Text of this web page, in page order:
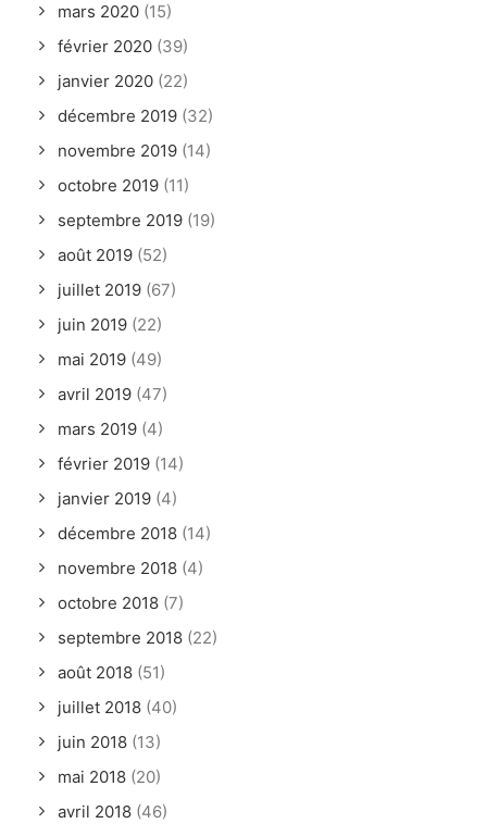
mars 2020 (15)
février 2020 (39)
janvier 2020 (22)
décembre 2019 (32)
novembre 2019 (14)
octobre 2019 (11)
septembre 2019 (19)
août 2019 (52)
juillet 2019 (67)
juin 2019 (22)
mai 2019 (49)
avril 2019 (47)
mars 2019 (4)
février 2019 (14)
janvier 2019 (4)
décembre 2018 (14)
novembre 2018 (4)
octobre 2018 (7)
septembre 2018 (22)
août 2018 (51)
juillet 2018 (40)
juin 2018 (13)
mai 2018 (20)
avril 2018 (46)